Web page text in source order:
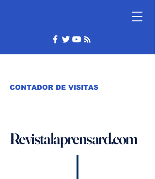
CONTADOR DE VISITAS
Revistalaprensard.com